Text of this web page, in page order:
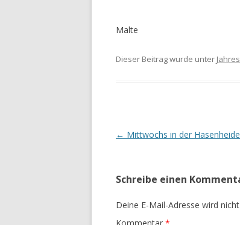
Malte
Dieser Beitrag wurde unter
Beitrags-
← Mittwochs in der Hasenheide
Schreibe einen
Deine E-Mail-Adresse wird
Kommentar *